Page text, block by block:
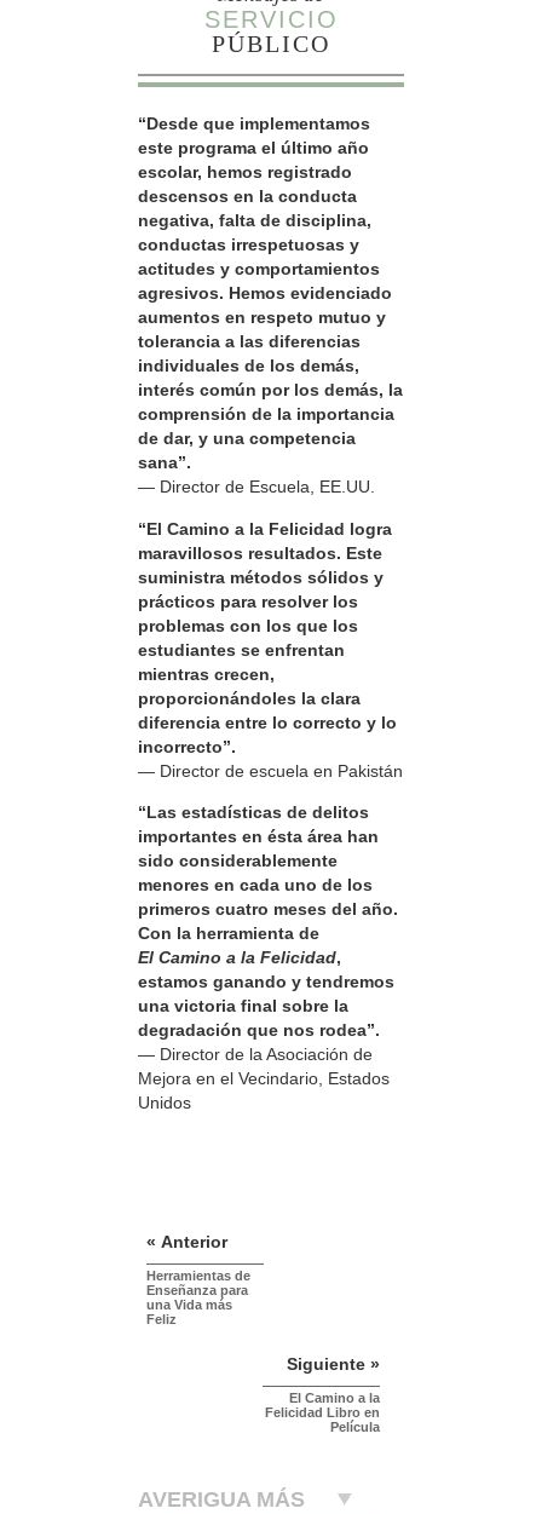
SERVICIO
PÚBLICO
“Desde que implementamos
este programa el último año
escolar, hemos registrado
descensos en la conducta
negativa, falta de disciplina,
conductas irrespetuosas y
actitudes y comportamientos
agresivos. Hemos evidenciado
aumentos en respeto mutuo y
tolerancia a las diferencias
individuales de los demás,
interés común por los demás, la
comprensión de la importancia
de dar, y una competencia
sana”.
— Director de Escuela, EE.UU.
“El Camino a la Felicidad logra
maravillosos resultados. Este
suministra métodos sólidos y
prácticos para resolver los
problemas con los que los
estudiantes se enfrentan
mientras crecen,
proporcionándoles la clara
diferencia entre lo correcto y lo
incorrecto”.
— Director de escuela en Pakistán
“Las estadísticas de delitos
importantes en ésta área han
sido considerablemente
menores en cada uno de los
primeros cuatro meses del año.
Con la herramienta de
El Camino a la Felicidad,
estamos ganando y tendremos
una victoria final sobre la
degradación que nos rodea”.
— Director de la Asociación de
Mejora en el Vecindario, Estados
Unidos
« Anterior
Herramientas de
Enseñanza para
una Vida más
Feliz
Siguiente »
El Camino a la
Felicidad Libro en
Película
AVERIGUA MÁS